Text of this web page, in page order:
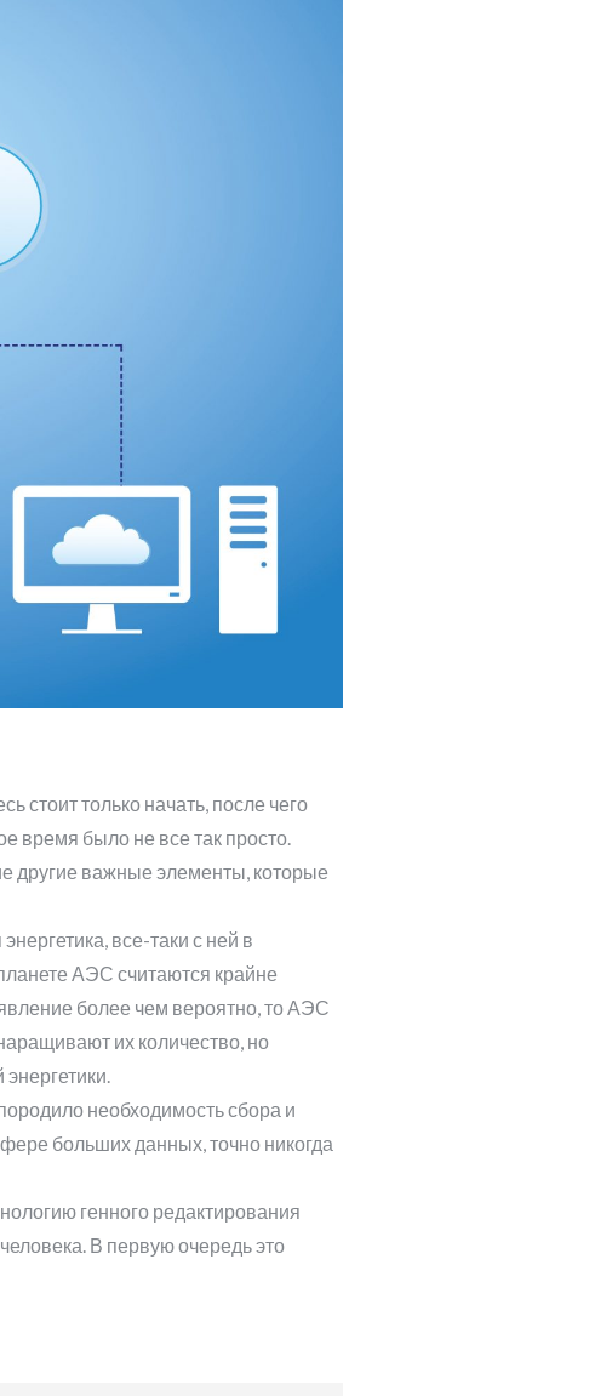
стоит только начать, после чего
время было не все так просто.
другие важные элементы, которые
все-таки с ней в
АЭС считаются крайне
более чем вероятно, то АЭС
их количество, но
необходимость сбора и
больших данных, точно никогда
генного редактирования
В первую очередь это